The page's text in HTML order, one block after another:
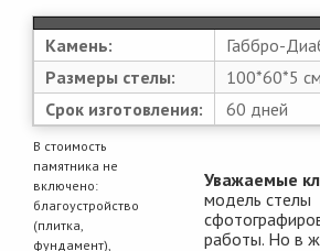
Камень:
Габбро-
Размеры стелы:
100*60*5 см
Срок изготовления:
60 дней
В стоимость
памятника не
включено:
благоустройство
(плитка,
фундамент),
Уважаемые
модель стелы
работы. Но в